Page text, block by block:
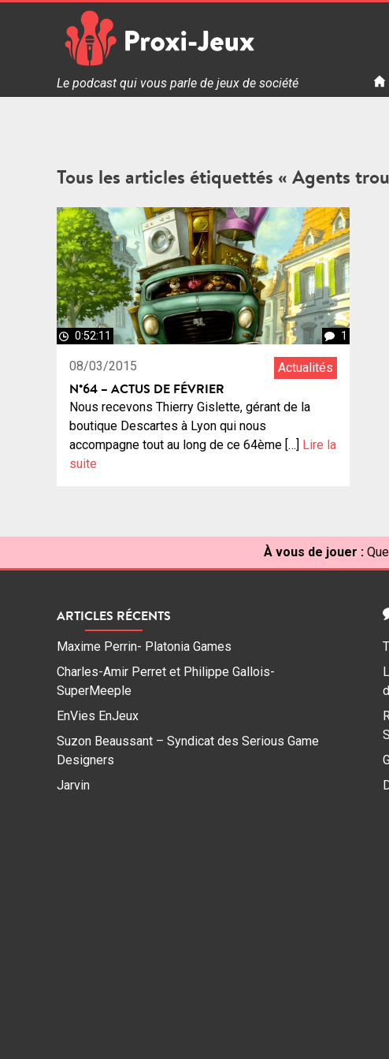
Proxi Jeux - Le podcast qui vous parle de jeux de société
Le podcast qui vous parle de jeux de société
Tous les articles étiquettés « Agents
0:52:11 1
08/03/2015 Actualités
N°64 – ACTUS DE FÉVRIER
Nous recevons Thierry Gislette, gérant de la
boutique Descartes à Lyon qui nous
accompagne tout au long de ce 64ème […] Lire la
suite
À vous de jouer :
ARTICLES RÉCENTS
Maxime Perrin- Platonia Games
Charles-Amir Perret et Philippe Gallois-
SuperMeeple
EnVies EnJeux
Suzon Beaussant – Syndicat des Serious Game
Designers
Jarvin